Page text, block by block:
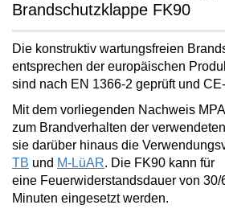
Brandschutzklappe FK90
Die konstruktiv wartungsfreien
entsprechen der europäischen
sind nach EN 1366-2 geprüft und
Mit dem vorliegenden Nachweis
zum Brandverhalten der
sie darüber hinaus die
TB und M-LüAR. Die FK90 kann für
eine Feuerwiderstandsdauer von 30/
Minuten eingesetzt werden.